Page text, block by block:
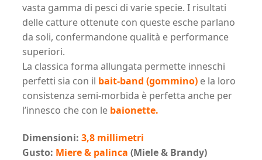
vasta gamma di pesci di varie specie. I risultati
delle catture ottenute con queste esche parlano
da soli, confermandone qualità e performance
superiori.
La classica forma allungata permette inneschi
perfetti sia con il bait-band (gommino)e la loro
consistenza semi-morbida è perfetta anche per
l’innesco che con le baionette.
Dimensioni: 3,8 millimetri
Gusto: Miere & palinca (Miele & Brandy)